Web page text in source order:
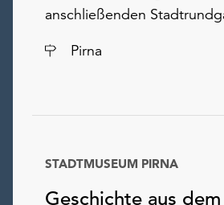
anschließenden
Ort
Pirna
Geschichte aus
STADTMUSEUM PIRNA